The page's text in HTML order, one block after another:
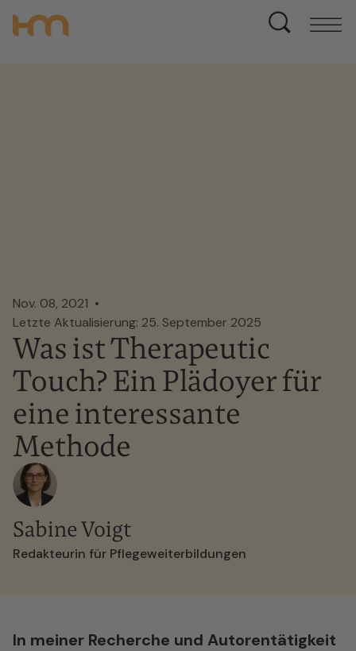
Nov. 08, 2021
Letzte Aktualisierung: 25. September 2025
Was ist Therapeutic
Touch? Ein Plädoyer für
eine interessante
Methode
Sabine Voigt
Redakteurin für Pflegeweiterbildungen
In meiner Recherche und Autorentätigkeit